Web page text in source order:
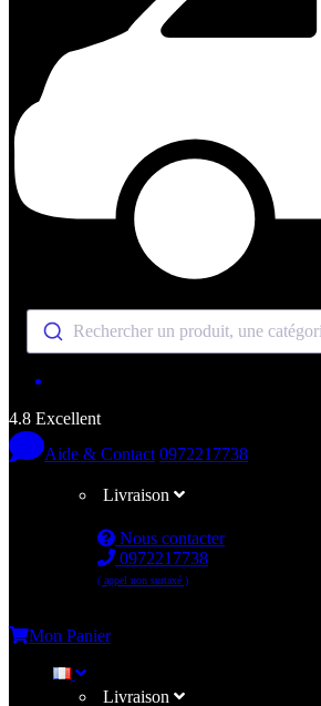
Rechercher un produit, une
4.8 Excellent
Aide & Contact 0972217738
Livraison
Nous contacter
0972217738
( appel non surtaxé )
Mon Panier
Livraison